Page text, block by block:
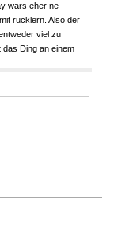
wars eher ne
rucklern. Also der
viel zu
Ding an einem